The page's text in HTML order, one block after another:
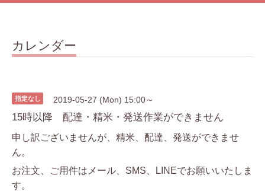
カレンダー
指定なし 2019-05-27 (Mon) 15:00～
15時以降 配達・精米・発送作業ができません
申し訳ございませんが、精米、配達、発送ができませ
ん。
お注文、ご用件はメール、SMS、LINEでお願いいたしま
す。